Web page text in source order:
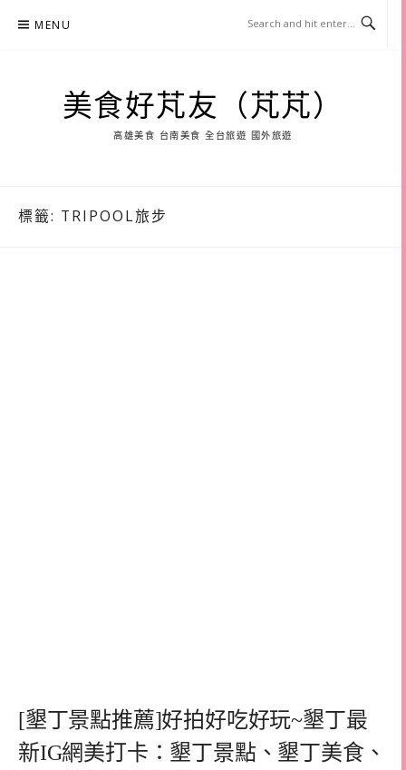
MENU
美食好芃友（芃芃）
高雄美食 台南美食 全台旅遊 國外旅遊
標籤: TRIPOOL旅步
[墾丁景點推薦]好拍好吃好玩~墾丁最
新IG網美打卡：墾丁景點、墾丁美食、